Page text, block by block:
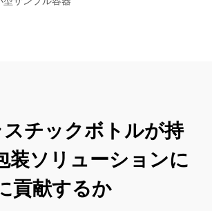
スチックボトルが持
装ソリューションに
貢献するか